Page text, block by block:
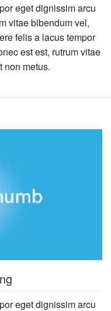
eget dignissim arcu
vitae bibendum vel,
felis a lacus tempor
est est, rutrum vitae
non metus.
eget dignissim arcu